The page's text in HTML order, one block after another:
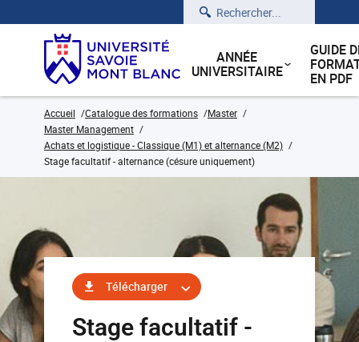
Rechercher
ANNÉE
UNIVERSITAIRE
GUIDE
EN PDF
Accueil Catalogue des formations
Master
Master Management
Achats et logistique - Classique (M1) et alternance (M2)
Stage facultatif - alternance (césure uniquement)
Télécharger
Stage facultatif -